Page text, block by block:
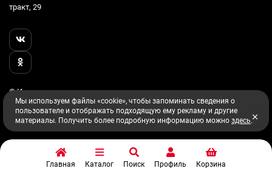
тракт, 29
© Интернет
Гипермаркет
Utake, 2026
Главная Каталог Поиск Профиль Корзина
Мы используем файлы «cookie», чтобы запоминать сведения о
пользователе и отображать подходящую ему рекламу и другие
материалы. Получить более подробную информацию можно здесь.